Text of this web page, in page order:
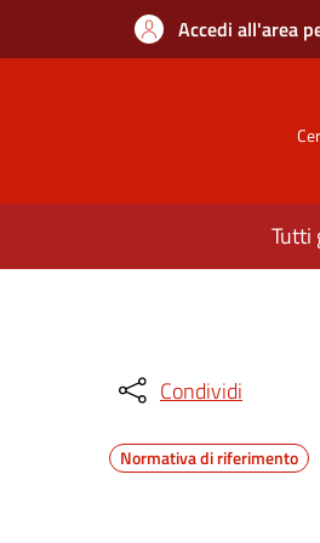
Accedi all'area
Tutti
Condividi
Normativa di riferimento